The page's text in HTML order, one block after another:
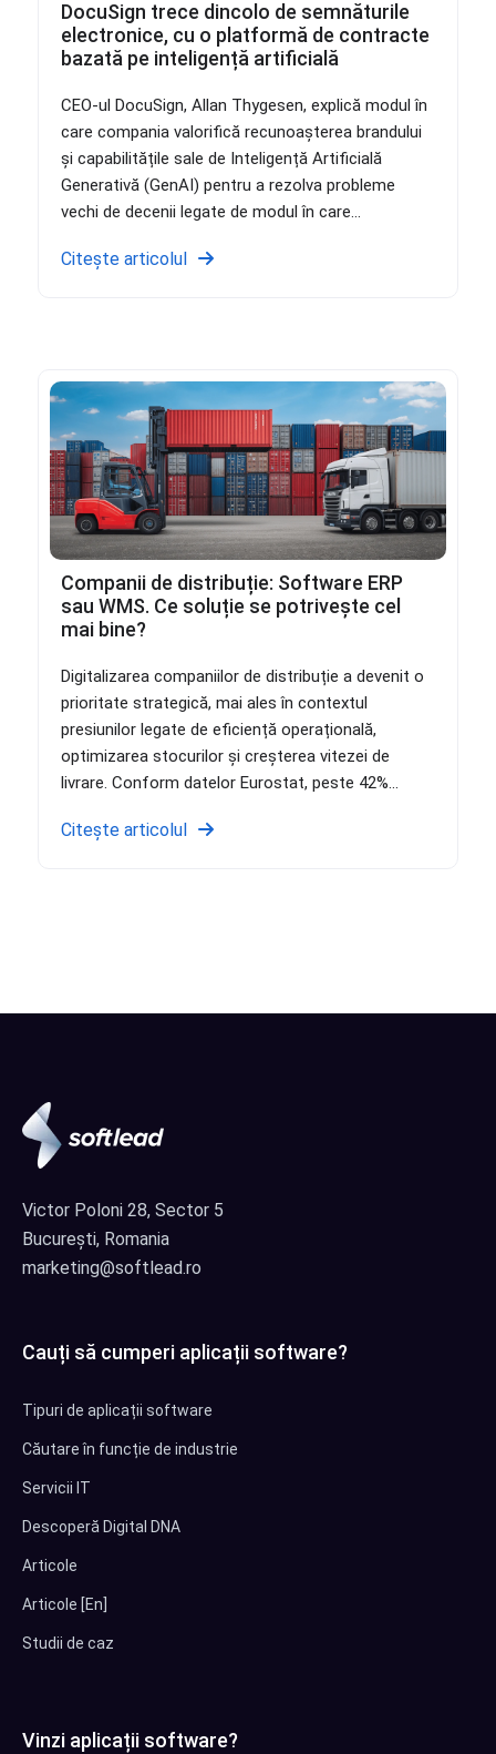
DocuSign trece dincolo de semnăturile
electronice, cu o platformă de contracte
bazată pe inteligență artificială
CEO-ul DocuSign, Allan Thygesen, explică modul în
care compania valorifică recunoașterea brandului
și capabilitățile sale de Inteligență Artificială
Generativă (GenAI) pentru a rezolva probleme
vechi de decenii legate de modul în care...
Citește articolul
Companii de distribuție: Software ERP
sau WMS. Ce soluție se potrivește cel
mai bine?
Digitalizarea companiilor de distribuție a devenit o
prioritate strategică, mai ales în contextul
presiunilor legate de eficiență operațională,
optimizarea stocurilor și creșterea vitezei de
livrare. Conform datelor Eurostat, peste 42%...
Citește articolul
Victor Poloni 28, Sector 5
București, Romania
marketing@softlead.ro
Cauți să cumperi aplicații software?
Tipuri de aplicații software
Căutare în funcție de industrie
Servicii IT
Descoperă Digital DNA
Articole
Articole [En]
Studii de caz
Vinzi aplicații software?